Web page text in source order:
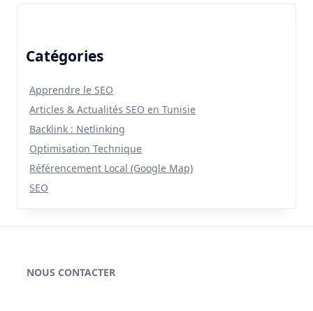
Catégories
Apprendre le SEO
Articles & Actualités SEO en Tunisie
Backlink : Netlinking
Optimisation Technique
Référencement Local (Google Map)
SEO
NOUS CONTACTER